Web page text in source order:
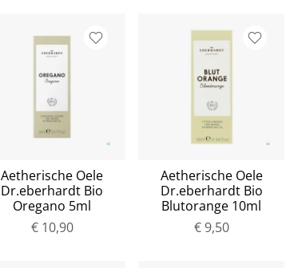
Aetherische Oele
Dr.eberhardt Bio
Oregano 5ml
€ 10,90
Aetherische Oele
Dr.eberhardt Bio
Blutorange 10ml
€ 9,50